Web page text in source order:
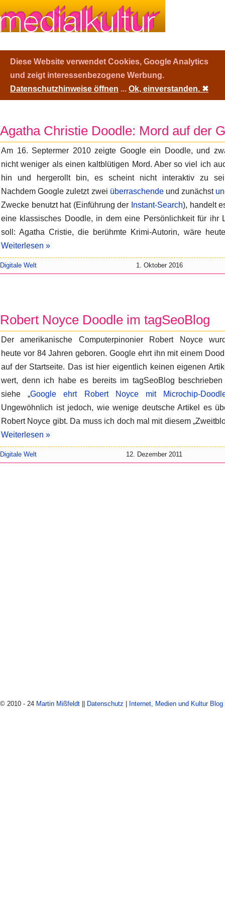
Diese Website verwendet Cookies, Google Analytics
und zeigt interessenbezogene Werbung.
Datenschutzhinweise öffnen ... Ok, einverstanden. ✖
Agatha Christie Doodle: Mord auf der
Am 16. Septermer 2010 zeigte Google ein Doodle, und
nicht weniger als einen kaltblütigen Mord. Aber so viel ich
hin und hergerollt bin, es scheint nicht interaktiv zu
Nachdem Google zuletzt zwei überraschendeund zunächst
Zwecke benutzt hat (Einführung der Instant-Search), handelt
eine klassisches Doodle, in dem eine Persönlichkeit für ihr
soll: Agatha Cristie, die berühmte Krimi-Autorin, wäre
Weiterlesen »
Digitale Welt 1. Oktober 2016
Robert Noyce Doodle im tagSeoBlog
Der amerikanische Computerpinonier Robert Noyce
heute vor 84 Jahren geboren. Google ehrt ihn mit einem
auf der Startseite. Das ist hier eigentlich keinen eigenen
wert, denn ich habe es bereits im tagSeoBlog
siehe „Google ehrt Robert Noyce mit Microchip-
Ungewöhnlich ist jedoch, wie wenige deutsche Artikel es
Robert Noyce gibt. Da muss ich doch mal mit diesem
Weiterlesen »
Digitale Welt 12. Dezember 2011
© 2010 - 24 Martin Mißfeldt Datenschutz Internet, Medien und Kultur Blog